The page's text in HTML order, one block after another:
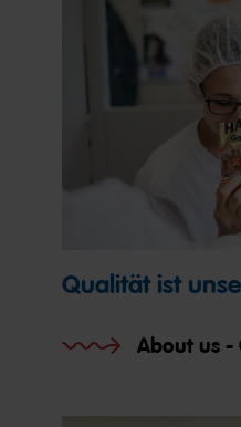
Qualität ist
About us -